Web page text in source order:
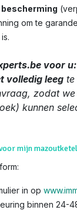
om te
voor u:
volledig leeg te
zodat
kunnen
mijn
in op
binnen 24-